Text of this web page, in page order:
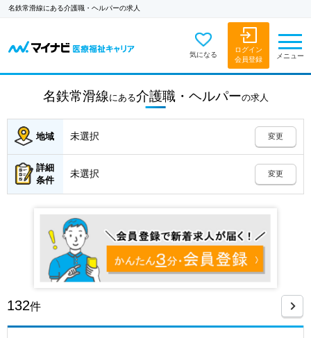
名鉄常滑線にある介護職・ヘルパーの求人
気になる
ログイン
会員登録
メニュー
名鉄常滑線 にある介護職・ヘルパーの求人
地域 未選択 変更
詳細
条件
未選択 変更
132件